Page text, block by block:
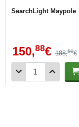
SearchLight Maypole
150,88€ 188,50€